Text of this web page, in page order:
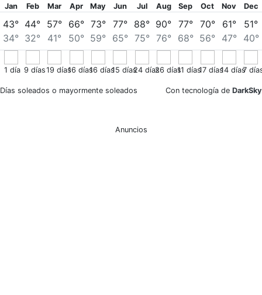
Jan
43°
34°
1 día
Feb
44°
32°
9 días
Mar
57°
41°
19 días
Apr
66°
50°
16 días
May
73°
59°
16 días
Jun
77°
65°
15 días
Jul
88°
75°
24días
Aug
90°
76°
26 días
Sep
77°
68°
11 días
Oct
70°
56°
17días
Nov
61°
47°
14 días
Dec
51°
40°
7
Días soleados o mayormente soleados Con tecnología de DarkSky
Anuncios